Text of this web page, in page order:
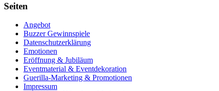
Seiten
Angebot
Buzzer Gewinnspiele
Datenschutzerklärung
Emotionen
Eröffnung & Jubiläum
Eventmaterial & Eventdekoration
Guerilla-Marketing & Promotionen
Impressum